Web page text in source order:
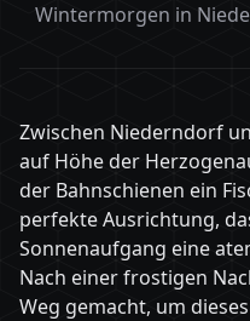
Wintermorgen in
Zwischen Niederndorf
auf Höhe der
der Bahnschienen ein
perfekte Ausrichtung,
Sonnenaufgang eine
Nach einer frostigen
Weg gemacht, um